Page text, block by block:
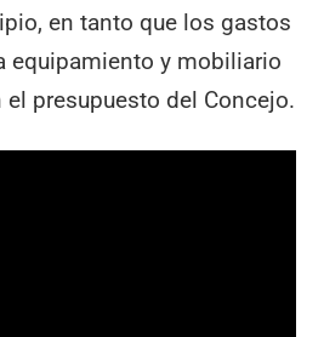
en tanto que los gastos
equipamiento y mobiliario
presupuesto del Concejo.